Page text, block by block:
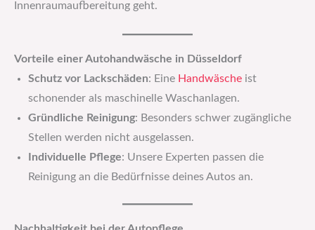
Innenraumaufbereitung geht.
Vorteile einer Autohandwäsche in Düsseldorf
Schutz vor Lackschäden: Eine Handwäsche ist
schonender als maschinelle Waschanlagen.
Gründliche Reinigung: Besonders schwer zugängliche
Stellen werden nicht ausgelassen.
Individuelle Pflege: Unsere Experten passen die
Reinigung an die Bedürfnisse deines Autos an.